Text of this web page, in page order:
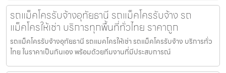
รถแม็คโครรับจ้างอุทัยธานี รถแม็คโครรับจ้าง รถ
แม็คโครให้เช่า บริการทุกพื้นที่ทั่วไทย ราคาถูก
รถแม็คโครรับจ้างอุทัยธานี รถแมคโครให้เช่า รถแม็คโครรับจ้าง บริการทั่ว
ไทย ในราคาเป็นกันเอง พร้อมด้วยทีมงานที่มีประสบการณ์